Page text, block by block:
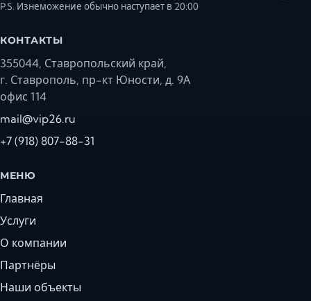
P.S. Изнеможение обычно наступает в 20:00
КОНТАКТЫ
355044, Ставропольский край,
г. Ставрополь, пр-кт Юности, д. 9А
офис 114
mail@vip26.ru
+7 (918) 807-88-31
МЕНЮ
Главная
Услуги
О компании
Партнёры
Наши объекты